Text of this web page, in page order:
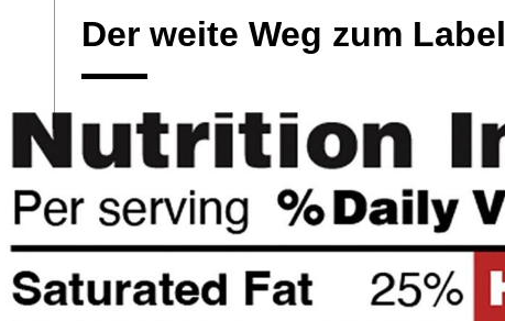
Der weite Weg zum Label